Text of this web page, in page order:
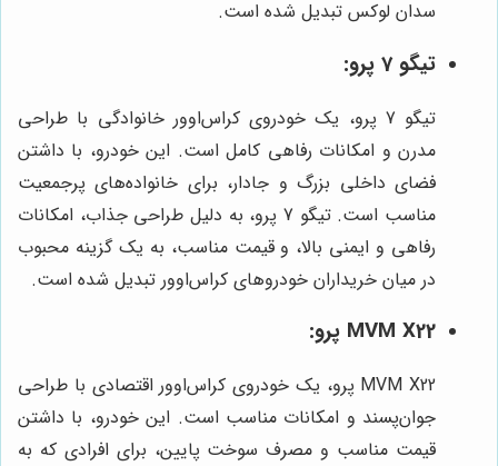
سدان لوکس تبدیل شده است.
تیگو 7 پرو:
تیگو 7 پرو، یک خودروی کراس‌اوور خانوادگی با طراحی
مدرن و امکانات رفاهی کامل است. این خودرو، با داشتن
فضای داخلی بزرگ و جادار، برای خانواده‌های پرجمعیت
مناسب است. تیگو 7 پرو، به دلیل طراحی جذاب، امکانات
رفاهی و ایمنی بالا، و قیمت مناسب، به یک گزینه محبوب
در میان خریداران خودروهای کراس‌اوور تبدیل شده است.
MVM X22 پرو:
MVM X22 پرو، یک خودروی کراس‌اوور اقتصادی با طراحی
جوان‌پسند و امکانات مناسب است. این خودرو، با داشتن
قیمت مناسب و مصرف سوخت پایین، برای افرادی که به